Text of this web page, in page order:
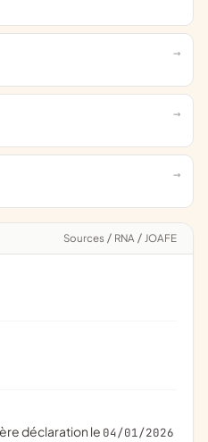
Sources / RNA / JOAFE
déclaration le 04/01/2026